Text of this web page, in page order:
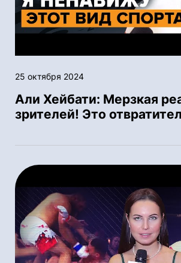
25 октября 2024
Али Хейбати: Мерзкая
зрителей! Это